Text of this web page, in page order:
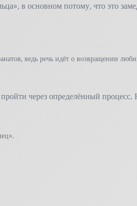
в основном потому, что это
ведь речь идёт о возвращении
через определённый процесс.